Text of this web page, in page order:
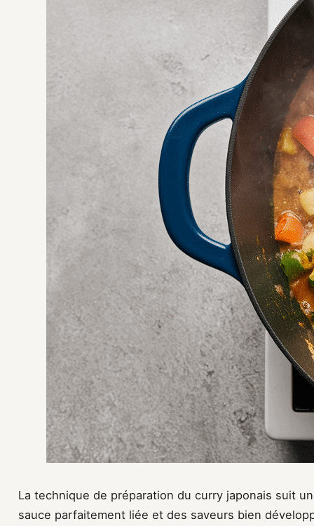
La technique de préparation du curry japonais suit
sauce parfaitement liée et des saveurs bien